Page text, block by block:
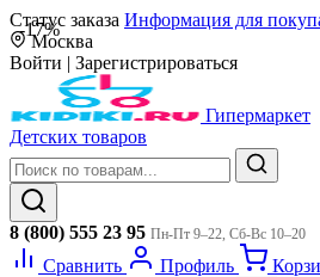
Статус заказа Информация для
Москва
Войти | Зарегистрироваться
Гипермаркет
Детских товаров
8 (800) 555 23 95 Пн-Пт 9–22, Сб-Вс 10–20
Сравнить Профиль
-17%